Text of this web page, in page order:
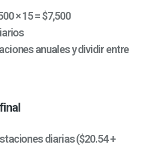
× 15 = $7,500
anuales y dividir entre
diarias ($20.54 +